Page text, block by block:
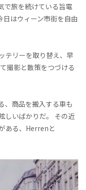
で旅を続けている旨電
はウィーン市街を自由
テリーを取り替え、早
撮影と散策をつづける
、商品を搬入する車も
しいばかりだ。 その近
ある、Herrenと